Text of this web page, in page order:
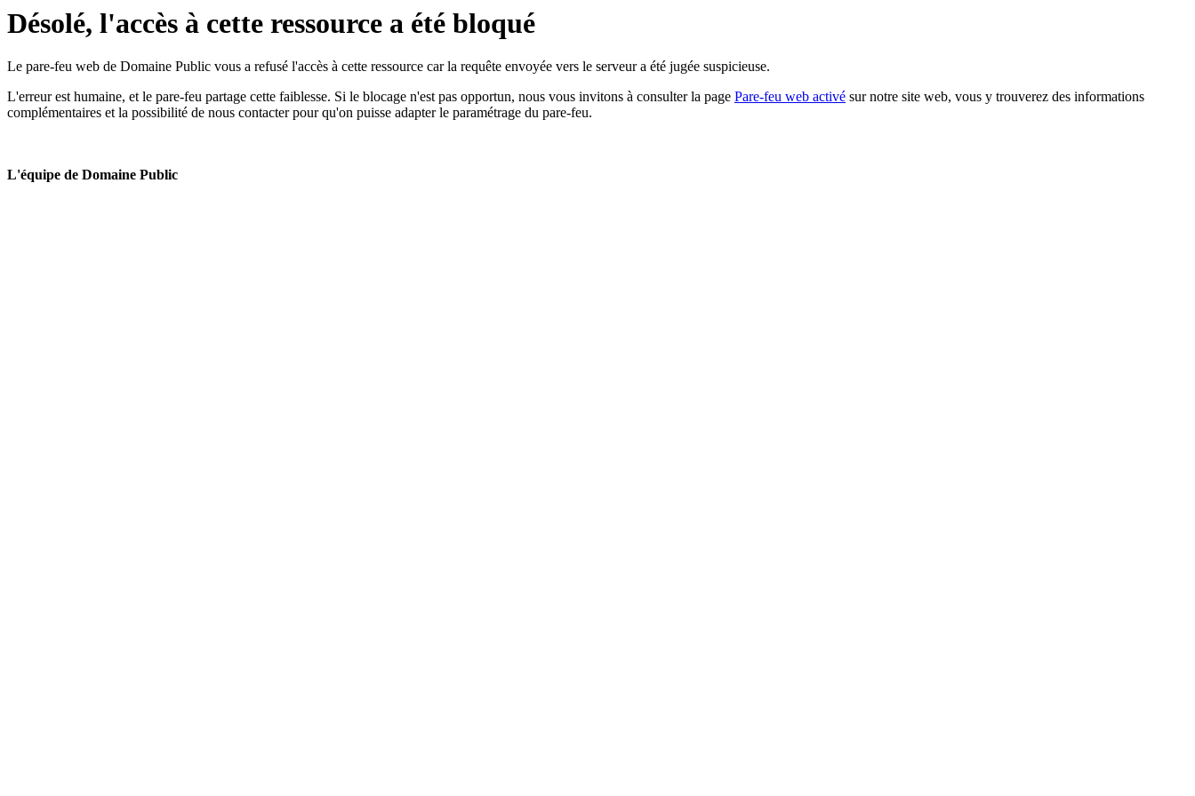
Désolé, l'accès à cette ressource a été bloqué
Le pare-feu web de Domaine Public vous a refusé l'accès à cette ressource car la requête envoyée vers le serveur a été jugée suspicieuse.
L'erreur est humaine, et le pare-feu partage cette faiblesse. Si le blocage n'est pas opportun, nous vous invitons à consulter la page Pare-feu web activé sur notre site web, vous y trouverez des informations
complémentaires et la possibilité de nous contacter pour qu'on puisse adapter le paramétrage du pare-feu.
L'équipe de Domaine Public